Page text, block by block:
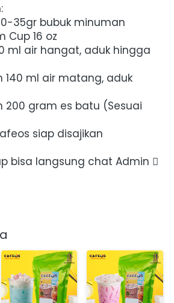
Cup 16 oz
siap disajikan
bisa langsung chat Admin 